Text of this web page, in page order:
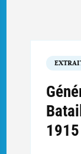
1915